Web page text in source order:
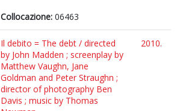
Collocazione: 06463
Il debito = The debt / directed
by John Madden ; screenplay by
Matthew Vaughn, Jane
Goldman and Peter Straughn ;
director of photography Ben
Davis ; music by Thomas
2010.